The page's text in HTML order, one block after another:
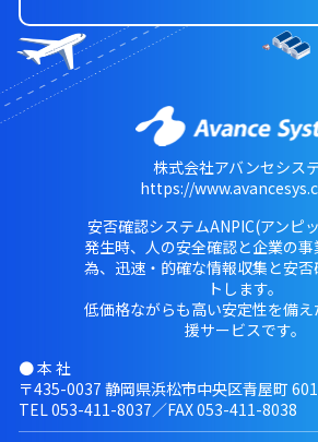
株式会社アバンセシス
https://
安否確認システムANPIC(アンピ
発生時、人の安全確認と企業の事
為、迅速・的確な情報収集と安
トします。
低価格ながらも高い安定性を備
援サービスです。
● 本 社
〒435-0037 静岡県浜松市中央区青屋町
TEL 053-411-8037／FAX 053-411-8038